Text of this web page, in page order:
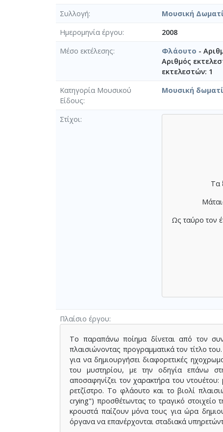
Συλλογή
Μουσική
Ημερομηνία έργου
2008
Μέσο εκτέλεσης
Φλάουτο -
Αριθμός
εκτελεστών: 1
Κατηγορία Μουσικού
Είδους
Μουσική
Στίχοι
Τα
Ως ταύρο τον
Πλαίσιο έργου
Το παραπάνω ποίημα δίνεται από τον
πλαισιώνοντας προγραμματικά τον τίτλο
για να δημιουργήσει διαφορετικές
του μυστηρίου, με την οδηγία επάνω
αποσαφηνίζει τον χαρακτήρα του
ρετζίστρο. Το φλάουτο και το βιολί
crying") προσθέτωντας το τραγικό στοιχείο
κρουστά παίζουν μόνα τους για ώρα
όργανα να επανέρχονται σταδιακά